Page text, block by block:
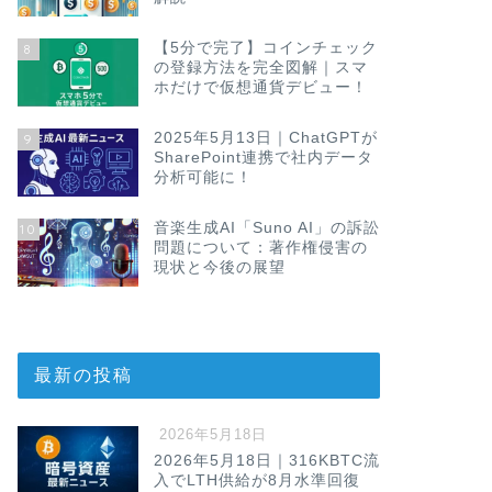
8
【5分で完了】コインチェック
の登録方法を完全図解｜スマ
ホだけで仮想通貨デビュー！
9
2025年5月13日｜ChatGPTが
SharePoint連携で社内データ
分析可能に！
10
音楽生成AI「Suno AI」の訴訟
問題について：著作権侵害の
現状と今後の展望
最新の投稿
2026年5月18日
2026年5月18日｜316KBTC流
入でLTH供給が8月水準回復